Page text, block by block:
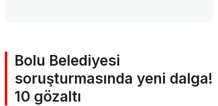
Bolu Belediyesi
soruşturmasında yeni dalga!
10 gözaltı